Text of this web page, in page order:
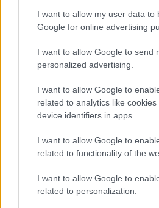
I want to allow my user data to
Google for online advertising
I want to allow Google to send
personalized advertising.
I want to allow Google to
related to analytics like
device identifiers in apps.
I want to allow Google to
related to functionality of the
I want to allow Google to
related to personalization.